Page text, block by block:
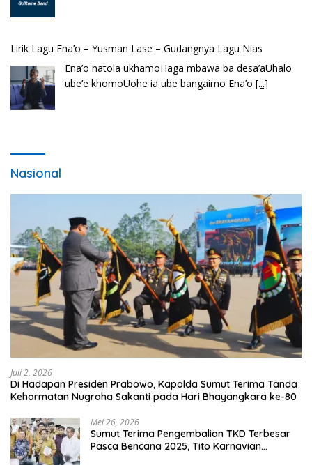
Lirik Lagu FAFOFA Ciptaan Fajar Halawa Vocal Rendi Gulo
Bembambörö dödöu he akhiguMene mene sino
lawaö khöuMeinötö niowalu, mela’angdröi ita
Nasional
Juli 2, 2026
Di Hadapan Presiden Prabowo, Kapolda Sumut Terima Tanda
Kehormatan Nugraha Sakanti pada Hari Bhayangkara ke-80
Mei 26, 2026
Sumut Terima Pengembalian TKD Terbesar
Pasca Bencana 2025, Tito Karnavian